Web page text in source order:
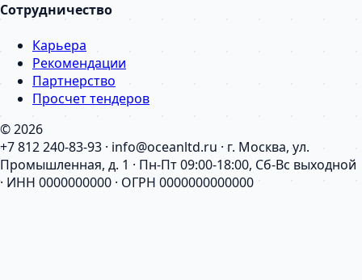
Сотрудничество
Карьера
Рекомендации
Партнерство
Просчет тендеров
© 2026
+7 812 240-83-93 · info@oceanltd.ru · г. Москва, ул.
Промышленная, д. 1 · Пн-Пт 09:00-18:00, Сб-Вс выходной
· ИНН 0000000000 · ОГРН 0000000000000